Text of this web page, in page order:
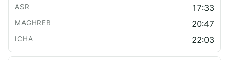
17:33
20:47
22:03